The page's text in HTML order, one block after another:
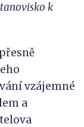
k
vzájemné
a